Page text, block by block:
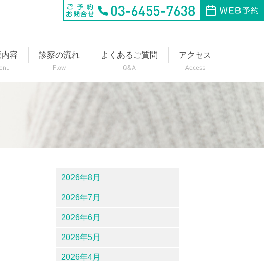
容 診察の流れ よくあるご質問 アクセス
2026年8月
2026年7月
2026年6月
2026年5月
2026年4月